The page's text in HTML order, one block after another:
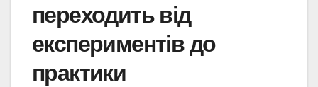
переходить від
експериментів до
практики